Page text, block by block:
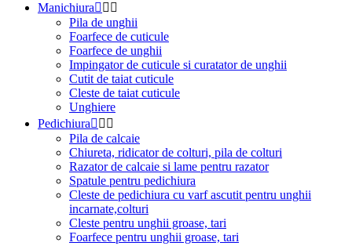
Manichiura  
Pila de unghii
Foarfece de cuticule
Foarfece de unghii
Impingator de cuticule si curatator de unghii
Cutit de taiat cuticule
Cleste de taiat cuticule
Unghiere
Pedichiura  
Pila de calcaie
Chiureta, ridicator de colturi, pila de colturi
Razator de calcaie si lame pentru razator
Spatule pentru pedichiura
Cleste de pedichiura cu varf ascutit pentru unghii
incarnate,colturi
Cleste pentru unghii groase, tari
Foarfece pentru unghii groase, tari